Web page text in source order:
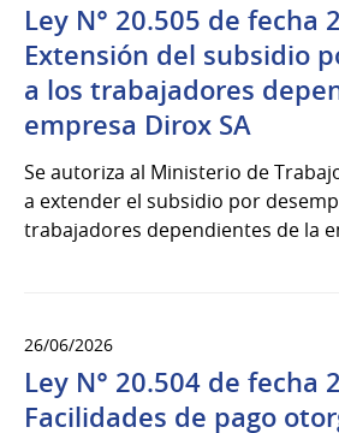
Ley N° 20.505 de fecha
Extensión del subsidio
a los trabajadores
empresa Dirox SA
Se autoriza al Ministerio de
a extender el subsidio por
trabajadores dependientes de la
26/06/2026
Ley N° 20.504 de fecha
Facilidades de pago